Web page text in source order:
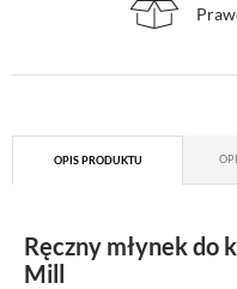
OPIS PRODUKTU
Ręczny młynek do
Mill